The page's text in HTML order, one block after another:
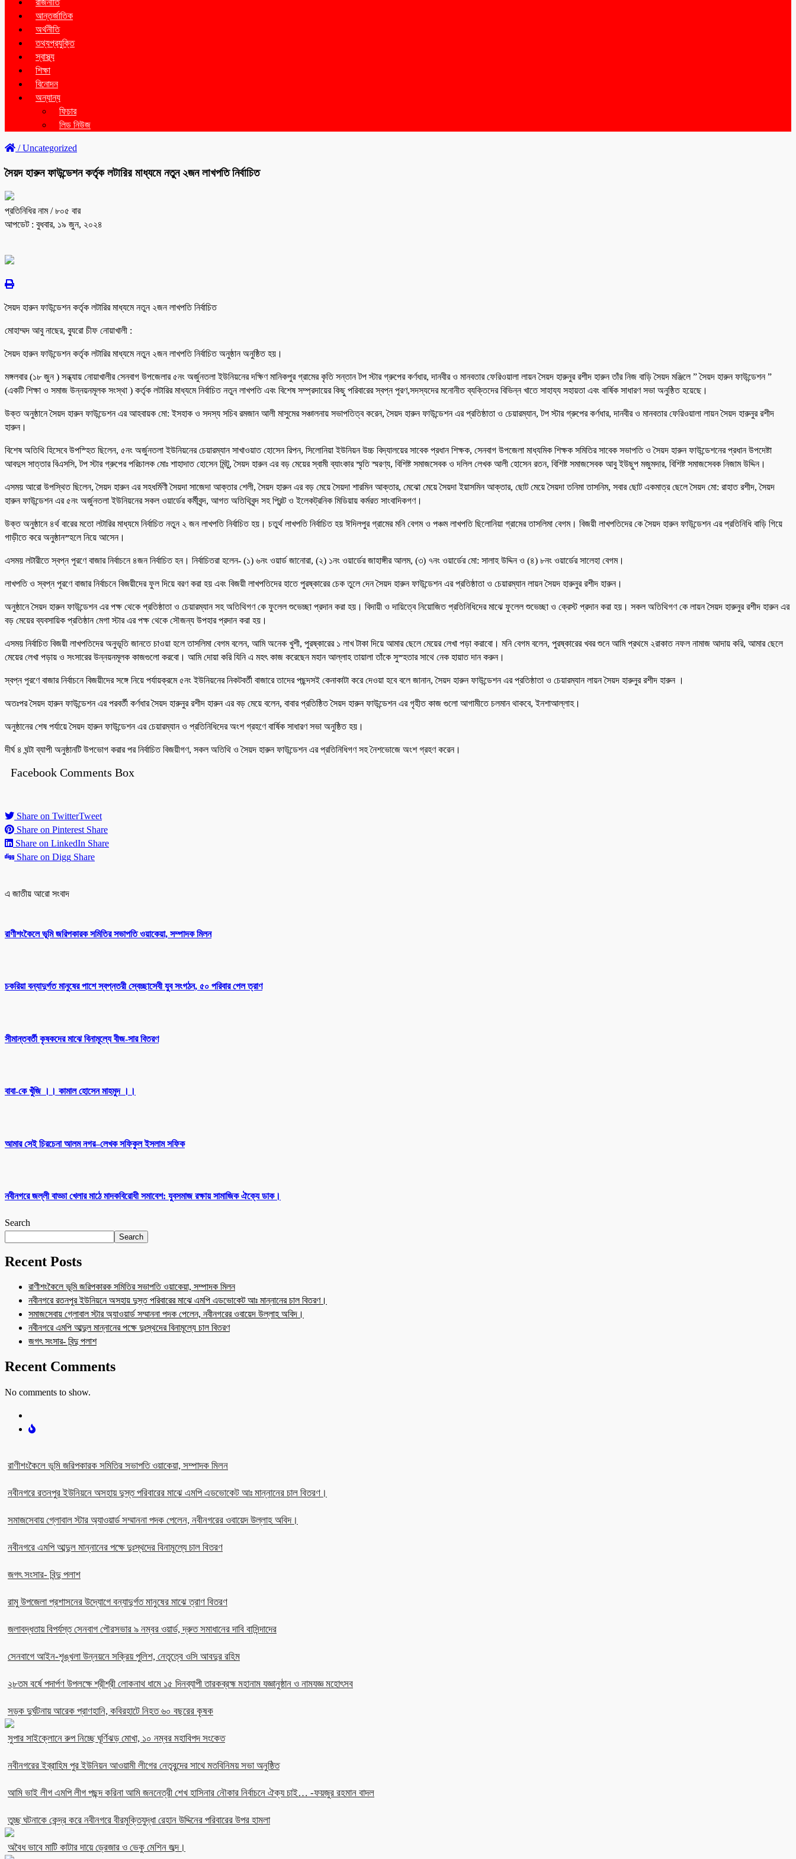
রাজনীতি
আন্তর্জাতিক
অর্থনীতি
তথ্যপ্রযুক্তি
স্বাস্থ্য
শিক্ষা
বিনোদন
অন্যান্য
ফিচার
লিড নিউজ
/Uncategorized
সৈয়দ হারুন ফাউন্ডেশন কর্তৃক লটারির মাধ্যমে নতুন ২জন লাখপতি নির্বাচিত
প্রতিনিধির নাম/ ৮০৫ বার
আপডেট : বুধবার, ১৯ জুন, ২০২৪
সৈয়দ হারুন ফাউন্ডেশন কর্তৃক লটারির মাধ্যমে নতুন ২জন লাখপতি নির্বাচিত
মোহাম্মদ আবু নাছের, ব্যুরো চীফ নোয়াখালী :
সৈয়দ হারুন ফাউন্ডেশন কর্তৃক লটারির মাধ্যমে নতুন ২জন লাখপতি নির্বাচিত অনুষ্ঠান অনুষ্ঠিত হয়।
মঙ্গলবার (১৮ জুন ) সন্ধ্যায় নোয়াখালীর সেনবাগ উপজেলার ৫নং অর্জুনতলা ইউনিয়নের দক্ষিণ মানিকপুর গ্রামের কৃতি সন্তান টপ স্টার গ্রুপের কর্ণধার, দানবীর ও মানবতার ফেরিওয়ালা লায়ন সৈয়দ হারুনুর রশীদ হারুন তাঁর নিজ বাড়ি সৈয়দ মঞ্জিলে ” সৈয়দ হারুন ফাউন্ডেশন ”
(একটি শিক্ষা ও সমাজ উন্নয়নমূলক সংস্থা ) কর্তৃক লটারির মাধ্যমে নির্বাচিত নতুন লাখপতি এবং বিশেষ সম্প্রদায়ের কিছু পরিবারের স্বপ্ন পূরণ,সদস্যদের মনোনীত ব্যক্তিদের বিভিন্ন খাতে সাহায্য সহায়তা এবং বার্ষিক সাধারণ সভা অনুষ্ঠিত হয়েছে।
উক্ত অনুষ্ঠানে সৈয়দ হারুন ফাউন্ডেশন এর আহবায়ক মো: ইসহাক ও সদস্য সচিব রমজান আলী মাসুমের সঞ্চালনায় সভাপতিত্ব করেন, সৈয়দ হারুন ফাউন্ডেশন এর প্রতিষ্ঠাতা ও চেয়ারম্যান, টপ স্টার গ্রুপের কর্ণধার, দানবীর ও মানবতার ফেরিওয়ালা লায়ন সৈয়দ হারুনুর রশীদ
হারুন।
বিশেষ অতিথি হিসেবে উপস্হিত ছিলেন, ৫নং অর্জুনতলা ইউনিয়নের চেয়ারম্যান সাখাওয়াত হোসেন রিপন, সিলোনিয়া ইউনিয়ন উচ্চ বিদ্যালয়ের সাবেক প্রধান শিক্ষক, সেনবাগ উপজেলা মাধ্যমিক শিক্ষক সমিতির সাবেক সভাপতি ও সৈয়দ হারুন ফাউন্ডেশনের প্রধান উপদেষ্টা
আবদুস সাত্তার বিএসসি, টপ স্টার গ্রুপের পরিচালক মোঃ শাহাদাত হোসেন মিন্টু, সৈয়দ হারুন এর বড় মেয়ের স্বামী ব্যাংকার স্মৃতি স্মরণ্য, বিশিষ্ট সমাজসেবক ও দলিল লেখক আলী হোসেন রতন, বিশিষ্ট সমাজসেবক আবু ইউছুপ মজুমদার, বিশিষ্ট সমাজসেবক নিজাম উদ্দিন।
এসময় আরো উপস্থিত ছিলেন, সৈয়দ হারুন এর সহধর্মিণী সৈয়দা সাজেদা আক্তার শেলী, সৈয়দ হারুন এর বড় মেয়ে সৈয়দা শারমিন আক্তার, মেঝো মেয়ে সৈয়দা ইয়াসমিন আক্তার, ছোট মেয়ে সৈয়দা তনিমা তাসনিম, সবার ছোট একমাত্র ছেলে সৈয়দ মো: রাহাত রশীদ, সৈয়দ
হারুন ফাউন্ডেশন এর ৫নং অর্জুনতলা ইউনিয়নের সকল ওয়ার্ডের কর্মীবৃন্দ, আগত অতিথিবৃন্দ সহ প্রিন্ট ও ইলেকট্রনিক মিডিয়ায় কর্মরত সাংবাদিকগণ।
উক্ত অনুষ্ঠানে ৪র্থ বারের মতো লটারির মাধ্যমে নির্বাচিত নতুন ২ জন লাখপতি নির্বাচিত হয়। চতুর্থ লাখপতি নির্বাচিত হয় ঈদিলপুর গ্রামের মনি বেগম ও পঞ্চম লাখপতি ছিলোনিয়া গ্রামের তাসলিমা বেগম। বিজয়ী লাখপতিদের কে সৈয়দ হারুন ফাউন্ডেশন এর প্রতিনিধি বাড়ি গিয়ে
গাড়ীতে করে অনুষ্ঠানস্হলে নিয়ে আসেন।
এসময় লটারীতে স্বপ্ন পূরণে বাজার নির্বাচনে ৪জন নির্বাচিত হন। নির্বাচিতরা হলেন- (১) ৬নং ওয়ার্ড জানোরা, (২) ১নং ওয়ার্ডের জাহাঙ্গীর আলম, (৩) ৭নং ওয়ার্ডের মো: সালাহ উদ্দিন ও (৪) ৮নং ওয়ার্ডের সালেহা বেগম।
লাখপতি ও স্বপ্ন পূরণে বাজার নির্বাচনে বিজয়ীদের ফুল দিয়ে বরণ করা হয় এবং বিজয়ী লাখপতিদের হাতে পুরষ্কারের চেক তুলে দেন সৈয়দ হারুন ফাউন্ডেশন এর প্রতিষ্ঠাতা ও চেয়ারম্যান লায়ন সৈয়দ হারুনুর রশীদ হারুন।
অনুষ্ঠানে সৈয়দ হারুন ফাউন্ডেশন এর পক্ষ থেকে প্রতিষ্ঠাতা ও চেয়ারম্যান সহ অতিথিগণ কে ফুলেল শুভেচ্ছা প্রদান করা হয়। বিদায়ী ও দায়িত্বে নিয়োজিত প্রতিনিধিদের মাঝে ফুলেল শুভেচ্ছা ও ক্রেস্ট প্রদান করা হয়। সকল অতিথিগণ কে লায়ন সৈয়দ হারুনুর রশীদ হারুন এর
বড় মেয়ের ব্যবসায়িক প্রতিষ্ঠান মেগা স্টার এর পক্ষ থেকে সৌজন্য উপহার প্রদান করা হয়।
এসময় নির্বাচিত বিজয়ী লাখপতিদের অনুভূতি জানতে চাওয়া হলে তাসলিমা বেগম বলেন, আমি অনেক খুশী, পুরষ্কারের ১ লাখ টাকা দিয়ে আমার ছেলে মেয়ের লেখা পড়া করাবো। মনি বেগম বলেন, পুরষ্কারের খবর শুনে আমি প্রথমে ২রাকাত নফল নামাজ আদায় করি, আমার ছেলে
মেয়ের লেখা পড়ায় ও সংসারের উন্নয়নমূলক কাজগুলো করবো। আমি দোয়া করি যিনি এ মহৎ কাজ করেছেন মহান আল্লাহ তায়ালা তাঁকে সুস্হতার সাথে নেক হায়াত দান করুন।
স্বপ্ন পূরণে বাজার নির্বাচনে বিজয়ীদের সঙ্গে নিয়ে পর্যায়ক্রমে ৫নং ইউনিয়নের নিকটবর্তী বাজারে তাদের পছন্দসই কেনাকাটা করে দেওয়া হবে বলে জানান, সৈয়দ হারুন ফাউন্ডেশন এর প্রতিষ্ঠাতা ও চেয়ারম্যান লায়ন সৈয়দ হারুনুর রশীদ হারুন ।
অতঃপর সৈয়দ হারুন ফাউন্ডেশন এর পরবর্তী কর্ণধার সৈয়দ হারুনুর রশীদ হারুন এর বড় মেয়ে বলেন, বাবার প্রতিষ্ঠিত সৈয়দ হারুন ফাউন্ডেশন এর গৃহীত কাজ গুলো আগামীতে চলমান থাকবে, ইনশাআল্লাহ।
অনুষ্ঠানের শেষ পর্যায়ে সৈয়দ হারুন ফাউন্ডেশন এর চেয়ারম্যান ও প্রতিনিধিদের অংশ গ্রহণে বার্ষিক সাধারণ সভা অনুষ্ঠিত হয়।
দীর্ঘ ৪ ঘন্টা ব্যাপী অনুষ্ঠানটি উপভোগ করার পর নির্বাচিত বিজয়ীগণ, সকল অতিথি ও সৈয়দ হারুন ফাউন্ডেশন এর প্রতিনিধিগণ সহ নৈশভোজে অংশ গ্রহণ করেন।
Facebook Comments Box
Share on TwitterTweet
Share on Pinterest Share
Share on LinkedIn Share
Share on Digg Share
এ জাতীয় আরো সংবাদ
রাণীশংকৈলে ভূমি জরিপকারক সমিতির সভাপতি ওয়াকেয়া, সম্পাদক মিলন
চকরিয়া বন্যাদুর্গত মানুষের পাশে স্বপ্নতরী স্বেচ্ছাসেবী যুব সংগঠন, ৫০ পরিবার পেল ত্রাণ
সীমান্তবর্তী কৃষকদের মাঝে বিনামূল্যে বীজ-সার বিতরণ
বাবা-কে খুঁজি ।। কামাল হোসেন মাহমুদ ।।
আমার সেই চিরচেনা আলম নগর–লেখক সফিকুল ইসলাম সফিক
নবীনগরে জল্লী বাড্ডা খেলার মাঠে মাদকবিরোধী সমাবেশ: যুবসমাজ রক্ষায় সামাজিক ঐক্যে ডাক।
Search
Search
Recent Posts
রাণীশংকৈলে ভূমি জরিপকারক সমিতির সভাপতি ওয়াকেয়া, সম্পাদক মিলন
নবীনগরে রতনপুর ইউনিয়নে অসহায় দুস্ত পরিবারের মাঝে এমপি এডভোকেট আঃ মান্নানের চাল বিতরণ।
সমাজসেবায় গ্লোবাল স্টার অ্যাওয়ার্ড সম্মাননা পদক পেলেন, নবীনগরের ওবায়েদ উল্লাহ অবিদ।
নবীনগরে এমপি আব্দুল মান্নানের পক্ষে দুঃস্থদের বিনামূল্যে চাল বিতরণ
জগৎ সংসার- বিন্দু পলাশ
Recent Comments
No comments to show.
রাণীশংকৈলে ভূমি জরিপকারক সমিতির সভাপতি ওয়াকেয়া, সম্পাদক মিলন
নবীনগরে রতনপুর ইউনিয়নে অসহায় দুস্ত পরিবারের মাঝে এমপি এডভোকেট আঃ মান্নানের চাল বিতরণ।
সমাজসেবায় গ্লোবাল স্টার অ্যাওয়ার্ড সম্মাননা পদক পেলেন, নবীনগরের ওবায়েদ উল্লাহ অবিদ।
নবীনগরে এমপি আব্দুল মান্নানের পক্ষে দুঃস্থদের বিনামূল্যে চাল বিতরণ
জগৎ সংসার- বিন্দু পলাশ
রামু উপজেলা প্রশাসনের উদ্যোগে বন্যাদুর্গত মানুষের মাঝে ত্রাণ বিতরণ
জলাবদ্ধতায় বিপর্যস্ত সেনবাগ পৌরসভার ৯ নম্বর ওয়ার্ড, দ্রুত সমাধানের দাবি বাসিন্দাদের
সেনবাগে আইন-শৃঙ্খলা উন্নয়নে সক্রিয় পুলিশ, নেতৃত্বে ওসি আবদুর রহিম
২৮তম বর্ষে পদার্পণ উপলক্ষে শ্রীশ্রী লোকনাথ ধামে ১৫ দিনব্যাপী তারকব্রহ্ম মহানাম যজ্ঞানুষ্ঠান ও নামযজ্ঞ মহোৎসব
সড়ক দুর্ঘটনায় আরেক প্রাণহানি, কবিরহাটে নিহত ৬০ বছরের কৃষক
সুপার সাইক্লোনে রুপ নিচ্ছে ঘূর্ণিঝড় মোখা, ১০ নম্বর মহাবিপদ সংকেত
নবীনগরের ইব্রাহিম পুর ইউনিয়ন আওয়ামী লীগের নেতৃবৃন্দের সাথে মতবিনিময় সভা অনুষ্ঠিত
আমি ভাই লীগ এমপি লীগ পছন্দ করিনা আমি জননেত্রী শেখ হাসিনার নৌকার নির্বাচনে ঐক্য চাই… -ফয়জুর রহমান বাদল
তুচ্ছ ঘটনাকে কেন্দ্র করে নবীনগরে বীরমুক্তিযুদ্ধা রেহান উদ্দিনের পরিবারের উপর হামলা
অবৈধ ভাবে মাটি কাটার দায়ে ড্রেজার ও ভেকু মেশিন জব্দ।